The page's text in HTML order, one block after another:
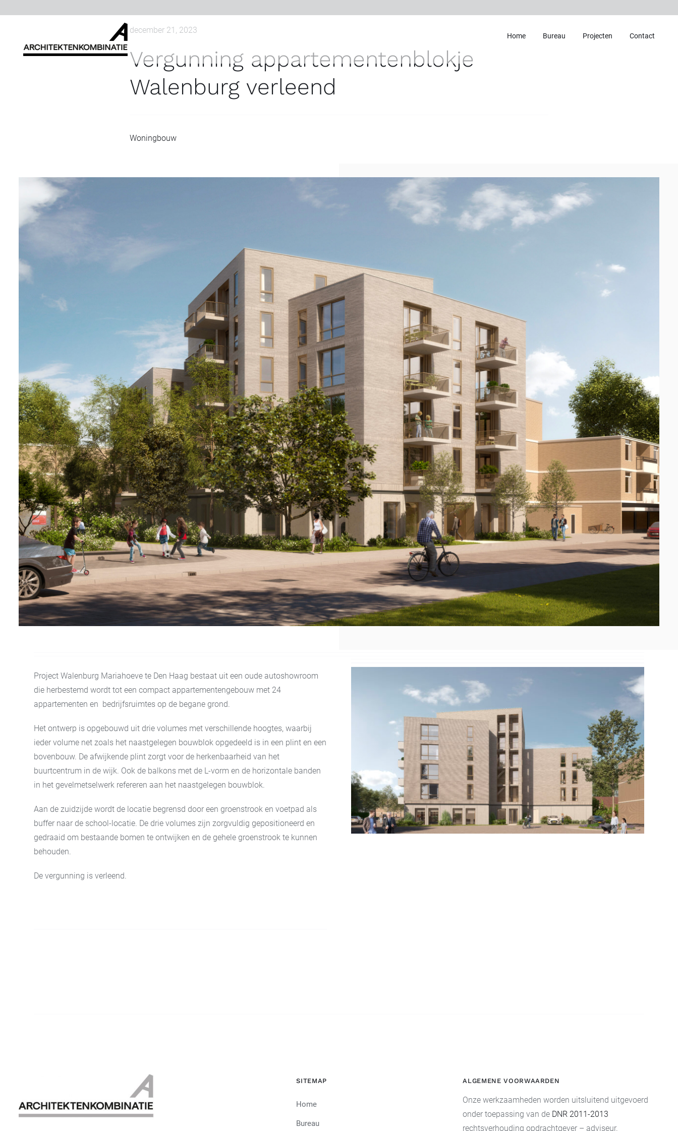
Home Bureau Projecten Contact
december 21, 2023
Vergunning appartementenblokje
Walenburg verleend
Woningbouw
Project Walenburg Mariahoeve te Den Haag bestaat uit een oude autoshowroom
die herbestemd wordt tot een compact appartementengebouw met 24
appartementen en bedrijfsruimtes op de begane grond.
Het ontwerp is opgebouwd uit drie volumes met verschillende hoogtes, waarbij
ieder volume net zoals het naastgelegen bouwblok opgedeeld is in een plint en een
bovenbouw. De afwijkende plint zorgt voor de herkenbaarheid van het
buurtcentrum in de wijk. Ook de balkons met de L-vorm en de horizontale banden
in het gevelmetselwerk refereren aan het naastgelegen bouwblok.
Aan de zuidzijde wordt de locatie begrensd door een groenstrook en voetpad als
buffer naar de school-locatie. De drie volumes zijn zorgvuldig gepositioneerd en
gedraaid om bestaande bomen te ontwijken en de gehele groenstrook te kunnen
behouden.
De vergunning is verleend.
SITEMAP
Home
Bureau
ALGEMENE VOORWAARDEN
Onze werkzaamheden worden uitsluitend uitgevoerd
onder toepassing van de DNR 2011-2013
rechtsverhouding opdrachtgever – adviseur.